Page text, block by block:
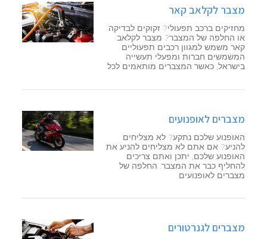
מצבר לקלאב קאר
מחזיקים ברכב תפעולי? זקוקים לבדיקה
או החלפה של המצבר? מצבר לקלאב
קאר משמש למגוון רכבים תפעוליים
המשמשים חברות ומפעלי תעשייה
בישראל, כאשר המצברים מותאמים לכל
מצברים לאופנועים
האופנוע שלכם נתקע? לא מצליחים
להניע? אם אתם לא מצליחים להניע את
האופנוע שלכם, יתכן ואתם צריכים
להחליף כבר את המצבר. החלפה של
מצברים לאופנועים
מצברים לגנרטורים